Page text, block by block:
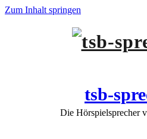
Zum Inhalt springen
tsb-
Die Hörspielsprecher